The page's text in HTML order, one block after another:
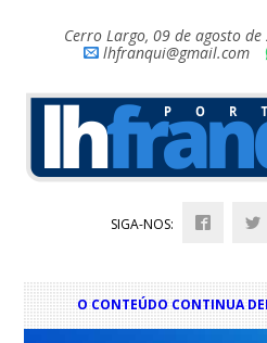
Cerro Largo, 09 de agosto
lhfranqui@gmail.com
SIGA-NOS:
O CONTEÚDO CONTINUA